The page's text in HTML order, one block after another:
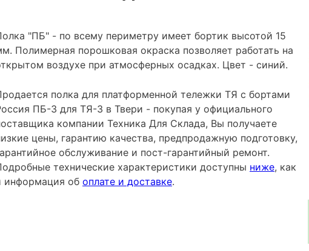
"ПБ" - по всему периметру имеет бортик высотой 15
Полимерная порошковая окраска позволяет работать на
воздухе при атмосферных осадках. Цвет - синий.
полка для платформенной тележки ТЯ с бортами
ПБ-3 для ТЯ-3 в Твери - покупая у официального
компании Техника Для Склада, Вы получаете
цены, гарантию качества, предпродажную подготовку,
обслуживание и пост-гарантийный ремонт.
технические характеристики доступны ниже, как
информация об оплате и доставке.